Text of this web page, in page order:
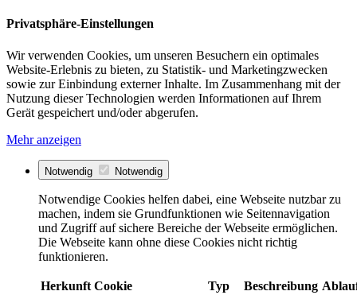
Privatsphäre-Einstellungen
Wir verwenden Cookies, um unseren Besuchern ein optimales
Website-Erlebnis zu bieten, zu Statistik- und Marketingzwecken
sowie zur Einbindung externer Inhalte. Im Zusammenhang mit der
Nutzung dieser Technologien werden Informationen auf Ihrem
Gerät gespeichert und/oder abgerufen.
Mehr anzeigen
Notwendig Notwendig
Notwendige Cookies helfen dabei, eine Webseite nutzbar zu
machen, indem sie Grundfunktionen wie Seitennavigation
und Zugriff auf sichere Bereiche der Webseite ermöglichen.
Die Webseite kann ohne diese Cookies nicht richtig
funktionieren.
Herkunft Cookie Typ Beschreibung